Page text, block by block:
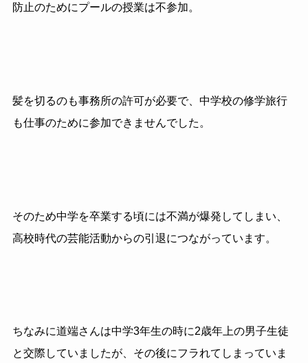
防止のためにプールの授業は不参加。
髪を切るのも事務所の許可が必要で、中学校の修学旅行
も仕事のために参加できませんでした。
そのため中学を卒業する頃には不満が爆発してしまい、
高校時代の芸能活動からの引退につながっています。
ちなみに道端さんは中学3年生の時に2歳年上の男子生徒
と交際していましたが、その後にフラれてしまっていま